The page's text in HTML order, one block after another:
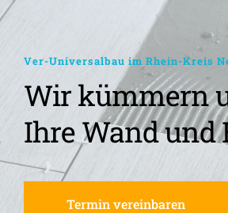
Ver-Universalbau im Rhein-Kreis
Wir kümmern
Ihre Wand und
Termin vereinbaren